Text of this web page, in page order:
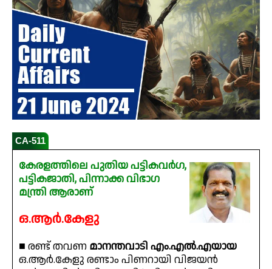
CA-511
കേരളത്തിലെ പുതിയ പട്ടികവർഗ,
പട്ടികജാതി, പിന്നാക്ക വിഭാഗ
മന്ത്രി ആരാണ്
ഒ.ആർ.കേളു
■ രണ്ട് തവണ മാനന്തവാടി എം.എൽ.എയായ
ഒ.ആർ.കേളു രണ്ടാം പിണറായി വിജയൻ